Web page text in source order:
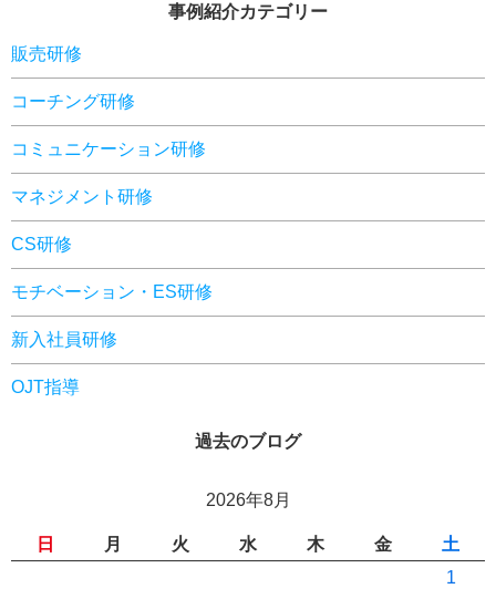
事例紹介カテゴリー
販売研修
コーチング研修
コミュニケーション研修
マネジメント研修
CS研修
モチベーション・ES研修
新入社員研修
OJT指導
過去のブログ
2026年8月
日 月 火 水 木 金 土
1